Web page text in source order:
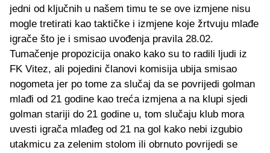
jedni od ključnih u našem timu te se ove izmjene nisu
mogle tretirati kao taktičke i izmjene koje žrtvuju mlađe
igrače što je i smisao uvođenja pravila 28.02.
Tumačenje propozicija onako kako su to radili ljudi iz
FK Vitez, ali pojedini članovi komisija ubija smisao
nogometa jer po tome za slučaj da se povrijedi golman
mlađi od 21 godine kao treća izmjena a na klupi sjedi
golman stariji do 21 godine u, tom slučaju klub mora
uvesti igrača mlađeg od 21 na gol kako nebi izgubio
utakmicu za zelenim stolom ili obrnuto povrijedi se